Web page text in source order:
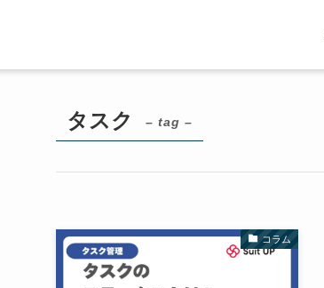
タスク – tag –
コラム